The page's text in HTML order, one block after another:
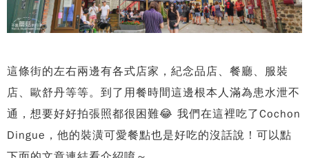
這條街的左右兩邊有各式店家，紀念品店、餐廳、服裝
店、歐舒丹等等。到了用餐時間這邊根本人滿為患水泄不
通，想要好好拍張照都很困難😂 我們在這裡吃了Cochon
Dingue，他的裝潢可愛餐點也是好吃的沒話說！可以點